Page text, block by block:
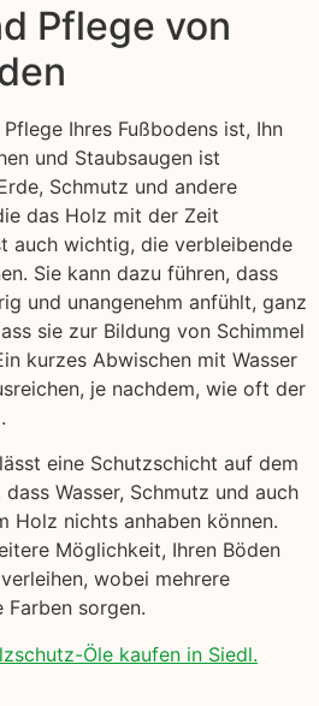
Pflege von
Ihres Fußbodens ist, Ihn
und Staubsaugen ist
Schmutz und andere
das Holz mit der Zeit
auch wichtig, die verbleibende
Sie kann dazu führen, dass
und unangenehm anfühlt, ganz
sie zur Bildung von Schimmel
kurzes Abwischen mit Wasser
je nachdem, wie oft der
eine Schutzschicht auf dem
Wasser, Schmutz und auch
Holz nichts anhaben können.
Möglichkeit, Ihren Böden
wobei mehrere
sorgen.
Öle kaufen in Siedl.